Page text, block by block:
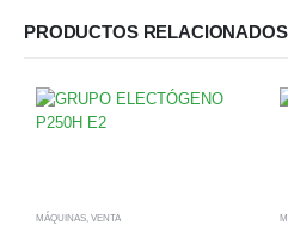
PRODUCTOS RELACIONADOS
MÁQUINAS, VENTA